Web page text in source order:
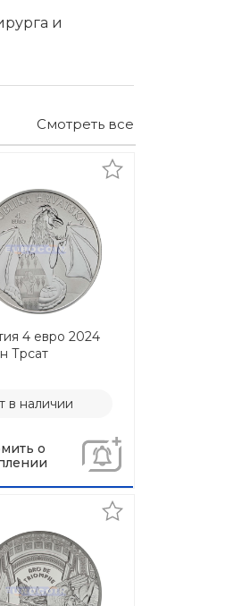
и
Смотреть все
4 евро 2024
Трсат
в наличии
о